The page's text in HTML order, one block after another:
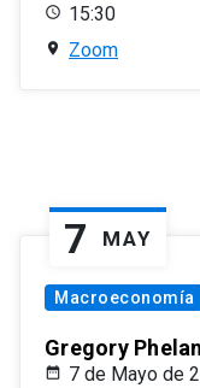
15:30
Zoom
7 MAY
Macroeconomía
Gregory
7 de Mayo de